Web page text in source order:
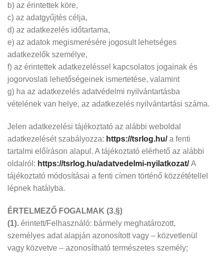
b) az érintettek köre,
c) az adatgyűjtés célja,
d) az adatkezelés időtartama,
e) az adatok megismerésére jogosult lehetséges
adatkezelők személye,
f) az érintettek adatkezeléssel kapcsolatos jogainak és
jogorvoslati lehetőségeinek ismertetése, valamint
g) ha az adatkezelés adatvédelmi nyilvántartásba
vételének van helye, az adatkezelés nyilvántartási száma.
Jelen adatkezelési tájékoztató az alábbi weboldal
adatkezelését szabályozza: https://tsrlog.hu/a fenti
tartalmi előíráson alapul. A tájékoztató elérhető az alábbi
oldalról: https://tsrlog.hu/adatvedelmi-nyilatkozat/ A
tájékoztató módosításai a fenti címen történő közzététellel
lépnek hatályba.
ÉRTELMEZŐ FOGALMAK (3.§)
(1). érintett/Felhasználó: bármely meghatározott,
személyes adat alapján azonosított vagy – közvetlenül
vagy közvetve – azonosítható természetes személy;